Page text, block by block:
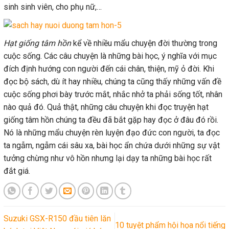
sinh sinh viên, cho phụ nữ,…
Hạt giống tâm hồnkể về nhiều mẩu chuyện đời thường trong
cuộc sống. Các câu chuyện là những bài học, ý nghĩa với mục
đích định hướng con người đến cái chân, thiện, mỹ ỏ đời. Khi
đọc bộ sách, dù ít hay nhiều, chúng ta cũng thấy những vấn đề
cuộc sống phơi bày trước mắt, nhắc nhở ta phải sống tốt, nhân
nào quả đó. Quả thật, những câu chuyện khi đọc truyện hạt
giống tâm hồn chúng ta đều đã bắt gặp hay đọc ở đâu đó rồi.
Nó là những mẩu chuyện rèn luyện đạo đức con người, ta đọc
ta ngẫm, ngẫm cái sâu xa, bài học ẩn chứa dưới những sự vật
tưởng chừng như vô hồn nhưng lại dạy ta những bài học rất
đắt giá.
Suzuki GSX-R150 đầu tiên lăn
10 tuyệt phẩm hội họa nổi tiếng